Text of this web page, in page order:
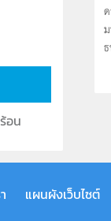
อน
แผนผังเว็บไซต์